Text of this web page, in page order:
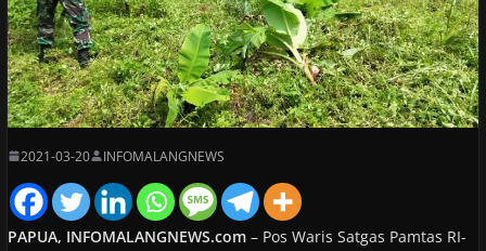
2021-03-20 INFOMALANGNEWS
PAPUA, INFOMALANGNEWS.com– Pos Waris Satgas Pamtas RI-